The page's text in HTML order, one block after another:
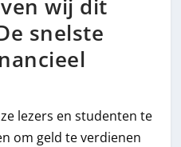
wij dit
snelste
lezers en studenten te
om geld te verdienen